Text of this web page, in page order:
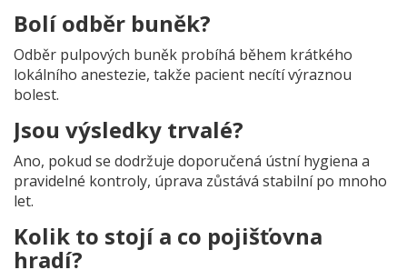
Bolí odběr buněk?
Odběr pulpových buněk probíhá během krátkého
lokálního anestezie, takže pacient necítí výraznou
bolest.
Jsou výsledky trvalé?
Ano, pokud se dodržuje doporučená ústní hygiena a
pravidelné kontroly, úprava zůstává stabilní po mnoho
let.
Kolik to stojí a co pojišťovna
hradí?